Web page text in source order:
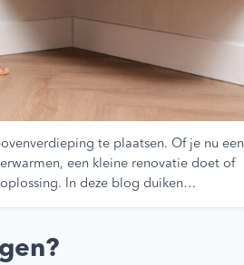
te plaatsen. Of je nu een
een kleine renovatie doet of
In deze blog duiken…